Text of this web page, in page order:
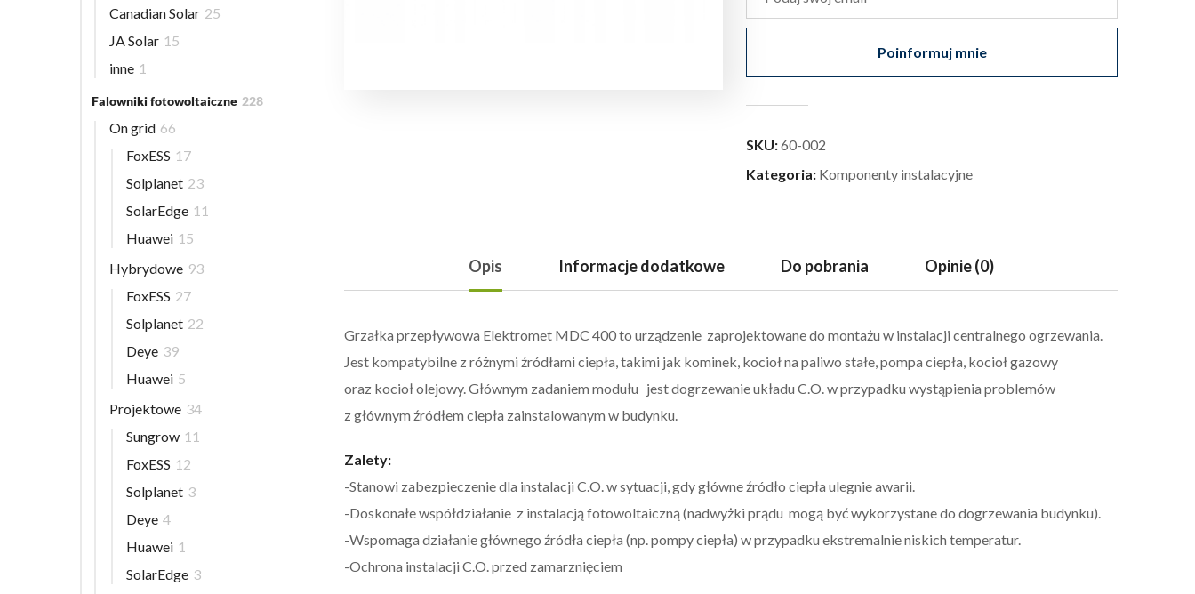
Poinformuj mnie
SKU:60-002
Kategoria: Komponenty instalacyjne
Opis Informacje dodatkowe Do pobrania Opinie (0)
Grzałka przepływowa Elektromet MDC 400 to urządzenie zaprojektowane do montażu w instalacji centralnego ogrzewania.
Jest kompatybilne z różnymi źródłami ciepła, takimi jak kominek, kocioł na paliwo stałe, pompa ciepła, kocioł gazowy
oraz kocioł olejowy. Głównym zadaniem modułu jest dogrzewanie układu C.O. w przypadku wystąpienia problemów
z głównym źródłem ciepła zainstalowanym w budynku.
Zalety:
-Stanowi zabezpieczenie dla instalacji C.O. w sytuacji, gdy główne źródło ciepła ulegnie awarii.
-Doskonałe współdziałanie z instalacją fotowoltaiczną (nadwyżki prądu mogą być wykorzystane do dogrzewania budynku).
-Wspomaga działanie głównego źródła ciepła (np. pompy ciepła) w przypadku ekstremalnie niskich temperatur.
-Ochrona instalacji C.O. przed zamarznięciem
Canadian Solar 25
JA Solar 15
inne 1
Falowniki fotowoltaiczne 228
On grid 66
FoxESS 17
Solplanet 23
SolarEdge 11
Huawei 15
Hybrydowe 93
FoxESS 27
Solplanet 22
Deye 39
Huawei 5
Projektowe 34
Sungrow 11
FoxESS 12
Solplanet 3
Deye 4
Huawei 1
SolarEdge 3